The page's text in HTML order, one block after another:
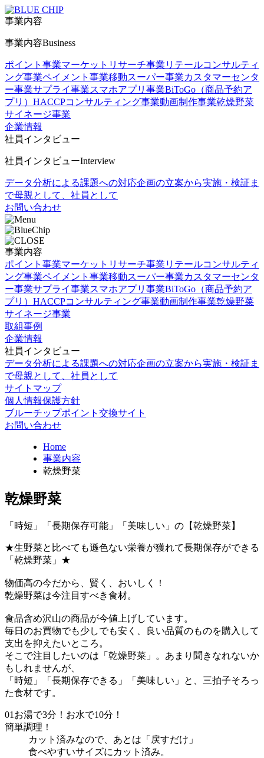
事業内容
事業内容Business
ポイント事業マーケットリサーチ事業 リテールコンサルティ
ング事業ペイメント事業移動スーパー事業カスタマーセンタ
ー事業サプライ事業スマホアプリ事業BiToGo（商品予約ア
プリ） HACCPコンサルティング事業動画制作事業乾燥野菜
サイネージ事業
企業情報
社員インタビュー
社員インタビューInterview
データ分析による課題への対応企画の立案から実施・検証ま
で母親として、社員として
お問い合わせ
事業内容
ポイント事業マーケットリサーチ事業 リテールコンサルティ
ング事業ペイメント事業移動スーパー事業カスタマーセンタ
ー事業サプライ事業スマホアプリ事業BiToGo（商品予約ア
プリ） HACCPコンサルティング事業動画制作事業乾燥野菜
サイネージ事業
取組事例
企業情報
社員インタビュー
データ分析による課題への対応企画の立案から実施・検証ま
で母親として、社員として
サイトマップ
個人情報保護方針
ブルーチップポイント交換サイト
お問い合わせ
Home
事業内容
乾燥野菜
乾燥野菜
「時短」「長期保存可能」「美味しい」の【乾燥野菜】
★生野菜と比べても遜色ない栄養が獲れて長期保存ができる
「乾燥野菜」★
物価高の今だから、賢く、おいしく！
乾燥野菜は今注目すべき食材。
食品含め沢山の商品が今値上げしています。
毎日のお買物でも少しでも安く、良い品質のものを購入して
支出を抑えたいところ。
そこで注目したいのは「乾燥野菜」。あまり聞きなれないか
もしれませんが、
「時短」「長期保存できる」「美味しい」と、三拍子そろっ
た食材です。
01 お湯で3分！お水で10分！
簡単調理！
カット済みなので、あとは「戻すだけ」
食べやすいサイズにカット済み。